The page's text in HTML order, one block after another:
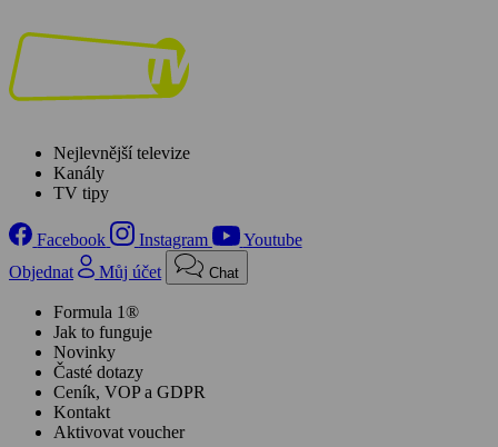
Nejlevnější televize
Kanály
TV tipy
Facebook Instagram
Youtube
Objednat
Můj účet Chat
Formula 1®
Jak to funguje
Novinky
Časté dotazy
Ceník, VOP a GDPR
Kontakt
Aktivovat voucher